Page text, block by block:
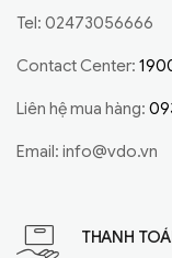
Tel: 02473056666
Contact Center:
Liên hệ mua hàng:
Email: info@vdo.vn
THANH